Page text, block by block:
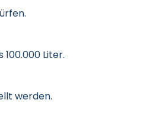
Liter.
werden.